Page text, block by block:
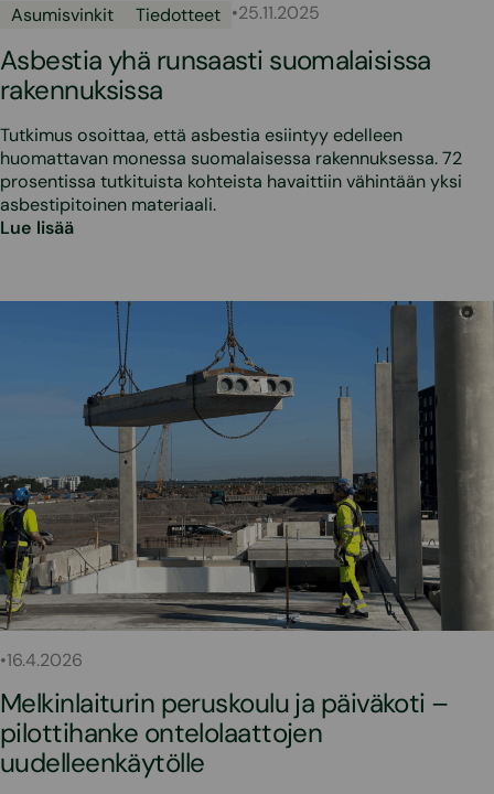
Asumisvinkit Tiedotteet •25.11.2025
Asbestia yhä runsaasti suomalaisissa
rakennuksissa
Tutkimus osoittaa, että asbestia esiintyy edelleen
huomattavan monessa suomalaisessa rakennuksessa. 72
prosentissa tutkituista kohteista havaittiin vähintään yksi
asbestipitoinen materiaali.
Lue lisää
•16.4.2026
Melkinlaiturin peruskoulu ja päiväkoti –
pilottihanke ontelolaattojen
uudelleenkäytölle